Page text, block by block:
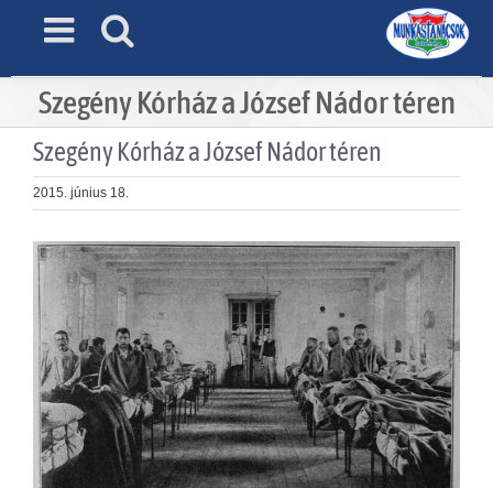
Szegény Kórház a József Nádor téren
Szegény Kórház a József Nádor téren
2015. június 18.
View
Larger
Image